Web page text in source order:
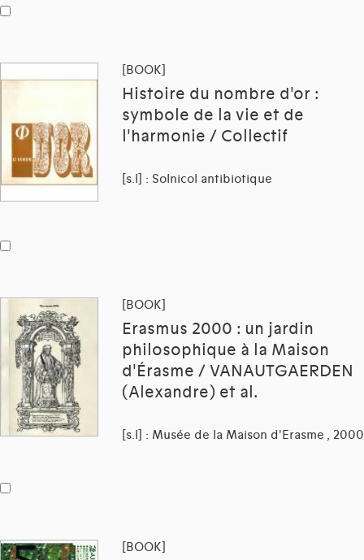
[BOOK]
Histoire du nombre d'or :
symbole de la vie et de
l'harmonie / Collectif
[s.l] : Solnicol antibiotique
[BOOK]
Erasmus 2000 : un jardin
philosophique à la Maison
d'Érasme / VANAUTGAERDEN
(Alexandre) et al.
[s.l] : Musée de la Maison d'Erasme , 2000
[BOOK]